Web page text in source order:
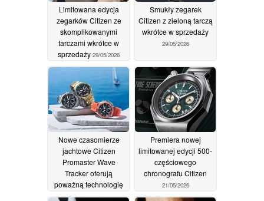
Limitowana edycja
zegarków Citizen ze
skomplikowanymi
tarczami wkrótce w
sprzedaży 29/05/2026
Smukły zegarek
Citizen z zieloną tarczą
wkrótce w sprzedaży
29/05/2026
Nowe czasomierze
jachtowe Citizen
Promaster Wave
Tracker oferują
poważną technologię
żeglarską22/05/2026
Premiera nowej
limitowanej edycji 500-
częściowego
chronografu Citizen
21/05/2026